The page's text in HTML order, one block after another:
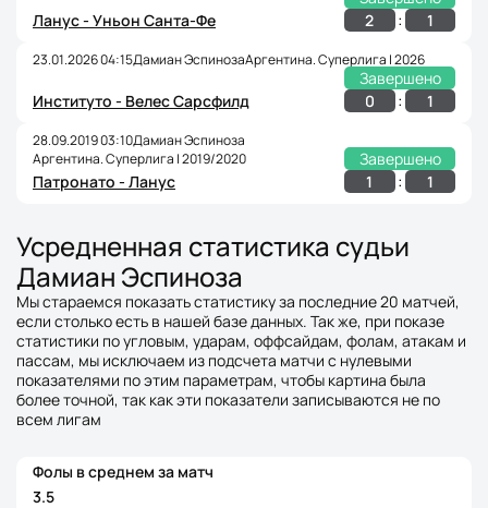
Ланус - Уньон Санта-Фе
2 : 1
23.01.2026 04:15Дамиан ЭспинозаАргентина. Суперлига | 2026
Завершено
Институто - Велес Сарсфилд
0 : 1
28.09.2019 03:10Дамиан Эспиноза
Аргентина. Суперлига | 2019/2020
Завершено
Патронато - Ланус
1 : 1
Усредненная статистика судьи
Дамиан Эспиноза
Мы стараемся показать статистику за последние 20 матчей,
если столько есть в нашей базе данных. Так же, при показе
статистики по угловым, ударам, оффсайдам, фолам, атакам и
пассам, мы исключаем из подсчета матчи с нулевыми
показателями по этим параметрам, чтобы картина была
более точной, так как эти показатели записываются не по
всем лигам
Фолы в среднем за матч
3.5